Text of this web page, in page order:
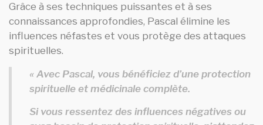
Grâce à ses techniques puissantes et à ses
connaissances approfondies, Pascal élimine les
influences néfastes et vous protège des attaques
spirituelles.
« Avec Pascal, vous bénéficiez d’une protection
spirituelle et médicinale complète.
Si vous ressentez des influences négatives ou